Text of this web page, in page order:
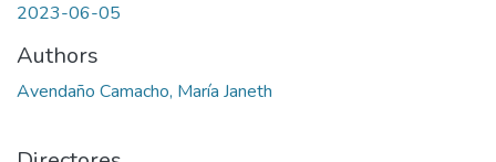
2023-06-05
Authors
Avendaño Camacho, María Janeth